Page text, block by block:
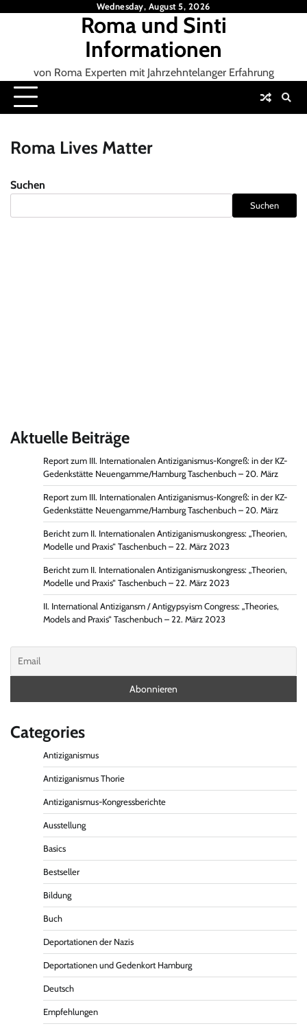
Wednesday, August 5, 2026
Roma und Sinti
Informationen
von Roma Experten mit Jahrzehntelanger Erfahrung
Roma Lives Matter
Suchen
Suchen
Aktuelle Beiträge
Report zum III. Internationalen Antiziganismus-Kongreß: in der KZ-
Gedenkstätte Neuengamme/Hamburg Taschenbuch – 20. März
Report zum III. Internationalen Antiziganismus-Kongreß: in der KZ-
Gedenkstätte Neuengamme/Hamburg Taschenbuch – 20. März
Bericht zum II. Internationalen Antiziganismuskongress: „Theorien,
Modelle und Praxis“ Taschenbuch – 22. März 2023
Bericht zum II. Internationalen Antiziganismuskongress: „Theorien,
Modelle und Praxis“ Taschenbuch – 22. März 2023
II. International Antizigansm / Antigypsyism Congress: „Theories,
Models and Praxis“ Taschenbuch – 22. März 2023
Categories
Antiziganismus
Antiziganismus Thorie
Antiziganismus-Kongressberichte
Ausstellung
Basics
Bestseller
Bildung
Buch
Deportationen der Nazis
Deportationen und Gedenkort Hamburg
Deutsch
Empfehlungen